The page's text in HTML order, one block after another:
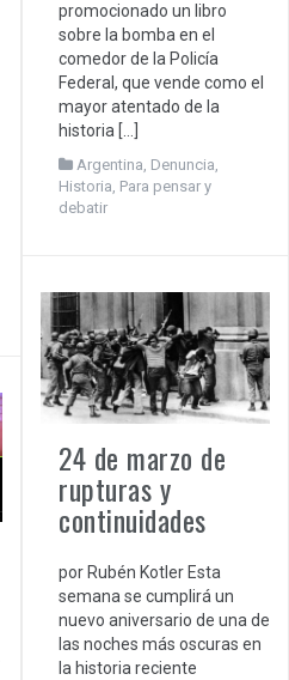
promocionado un libro
sobre la bomba en el
comedor de la Policía
Federal, que vende como el
mayor atentado de la
historia […]
Argentina, Denuncia,
Historia, Para pensar y
debatir
24 de marzo de
rupturas y
continuidades
por Rubén Kotler Esta
semana se cumplirá un
nuevo aniversario de una de
las noches más oscuras en
la historia reciente